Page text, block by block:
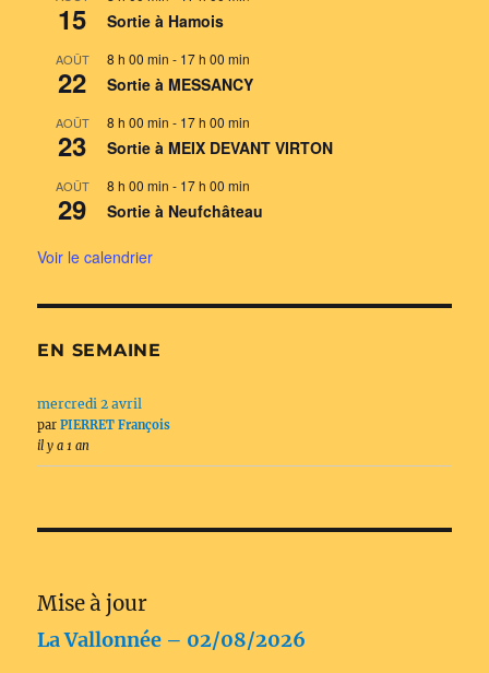
15 Sortie à Hamois
AOÛT
22
8 h 00 min - 17 h 00 min
Sortie à MESSANCY
AOÛT
23
8 h 00 min - 17 h 00 min
Sortie à MEIX DEVANT VIRTON
AOÛT
29
8 h 00 min - 17 h 00 min
Sortie à Neufchâteau
Voir le calendrier
EN SEMAINE
mercredi 2 avril
parPIERRET François
il y a 1 an
Mise à jour
La Vallonnée – 02/08/2026